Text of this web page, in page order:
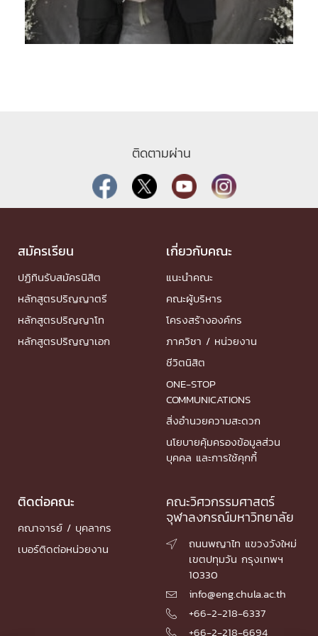
ติดตามผ่าน
สมัครเรียน
ปฏิทินรับสมัครนิสิต
หลักสูตรปริญญาตรี
หลักสูตรปริญญาโท
หลักสูตรปริญญาเอก
เกี่ยวกับคณะ
แนะนำคณะ
คณะผู้บริหาร
โครงสร้างองค์กร
ภาควิชา / หน่วยงาน
ชีวิตนิสิต
ONE-STOP
COMMUNICATIONS
สิ่งอำนวยความสะดวก
นโยบายคุ้มครองข้อมูลส่วน
บุคคล และการใช้คุกกี้
ติดต่อคณะ
คณาจารย์ / บุคลากร
เบอร์ติดต่อหน่วยงาน
คณะวิศวกรรมศาสตร์
จุฬาลงกรณ์มหาวิทยาลัย

ถนนพญาไท แขวงวังใหม่
เขตปทุมวัน กรุงเทพฯ
10330
 info@eng.chula.ac.th
 +66-2-218-6337
 +66-2-218-6694